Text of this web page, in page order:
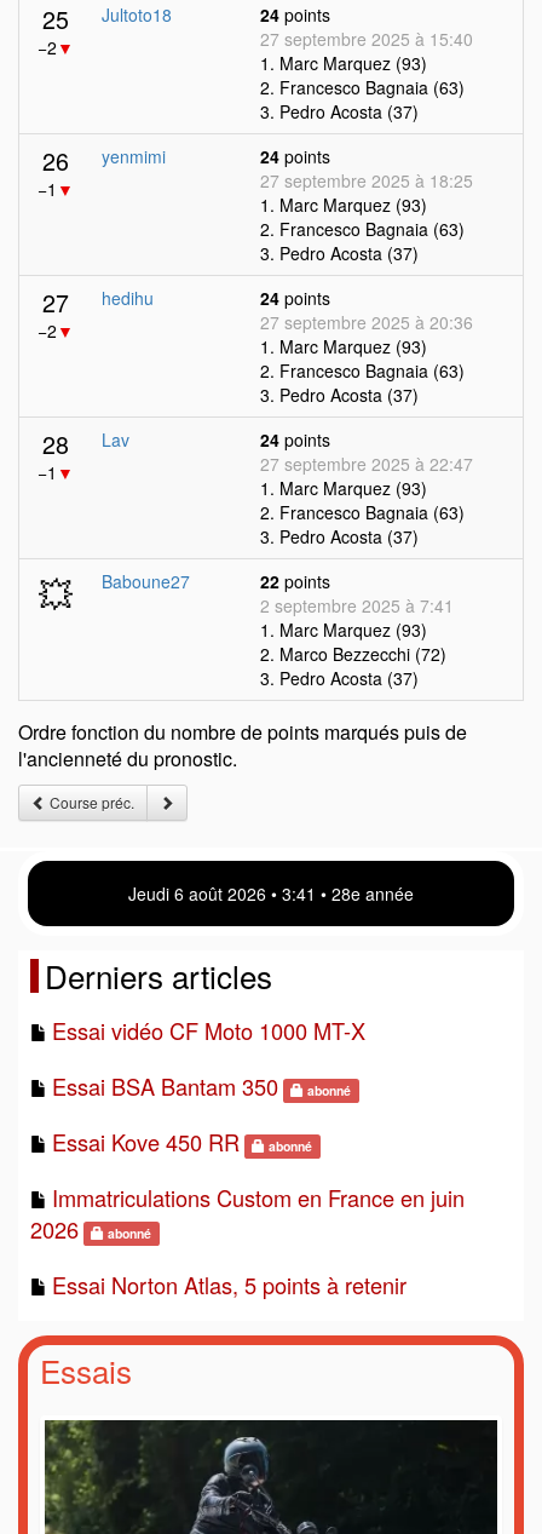
25
−2 ▼
Jultoto18 24 points
27 septembre 2025 à 15:40
1. Marc Marquez (93)
2. Francesco Bagnaia (63)
3. Pedro Acosta (37)
26
−1 ▼
yenmimi 24 points
27 septembre 2025 à 18:25
1. Marc Marquez (93)
2. Francesco Bagnaia (63)
3. Pedro Acosta (37)
27
−2 ▼
hedihu 24 points
27 septembre 2025 à 20:36
1. Marc Marquez (93)
2. Francesco Bagnaia (63)
3. Pedro Acosta (37)
28
−1 ▼
Lav 24 points
27 septembre 2025 à 22:47
1. Marc Marquez (93)
2. Francesco Bagnaia (63)
3. Pedro Acosta (37)
💥 Baboune27 22 points
2 septembre 2025 à 7:41
1. Marc Marquez (93)
2. Marco Bezzecchi (72)
3. Pedro Acosta (37)
Ordre fonction du nombre de points marqués puis de
l'ancienneté du pronostic.
Course préc.
Jeudi 6 août 2026 • 3 41 • 28e année
Derniers articles
Essai vidéo CF Moto 1000 MT-X
Essai BSA Bantam 350
abonné
Essai Kove 450 RR abonné
Immatriculations Custom en France en juin
2026
abonné
Essai Norton Atlas, 5 points à retenir
Essais